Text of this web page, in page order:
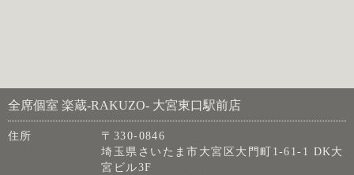
全席個室 楽蔵‐RAKUZO‐ 大宮東口駅前店
住所
〒330-0846
埼玉県さいたま市大宮区大門町1-61-1 DK大
宮ビル3F